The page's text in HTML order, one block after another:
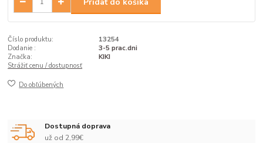
Číslo produktu:
13254
Dodanie :
3-5 prac.dni
Značka:
KIKI
Strážiť cenu / dostupnosť
Do obľúbených
Dostupná doprava
už od 2,99€